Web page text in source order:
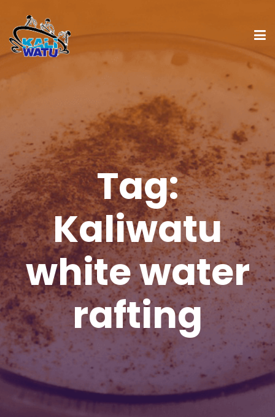
Tag:
Kaliwatu
white water
rafting